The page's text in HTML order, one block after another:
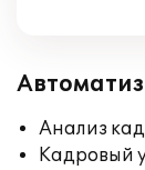
Анализ
Кадровый